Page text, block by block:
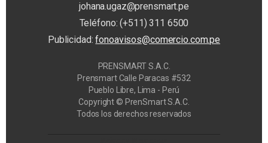
johana.ugaz@prensmart.pe
Teléfono: (+511) 311 6500
Publicidad:fonoavisos@comercio.com.pe
PRENSMART S.A.C.
Prensmart Calle Paracas #532
Pueblo Libre, Lima - Perú
Copyright © PrenSmart S.A.C.
Todos los derechos reservados